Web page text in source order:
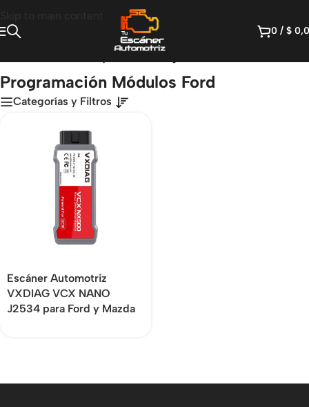
Skip to main content
0 / $
Programación Módulos Ford
Categorías y Filtros
Escáner Automotriz
VXDIAG VCX NANO
J2534 para Ford y Mazda